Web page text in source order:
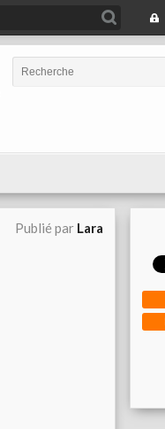
Publié par Lara